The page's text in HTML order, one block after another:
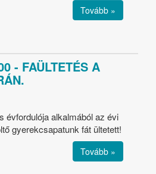
Tovább »
- FAÜLTETÉS A
évfordulója alkalmából az évi
gyerekcsapatunk fát ültetett!
Tovább »